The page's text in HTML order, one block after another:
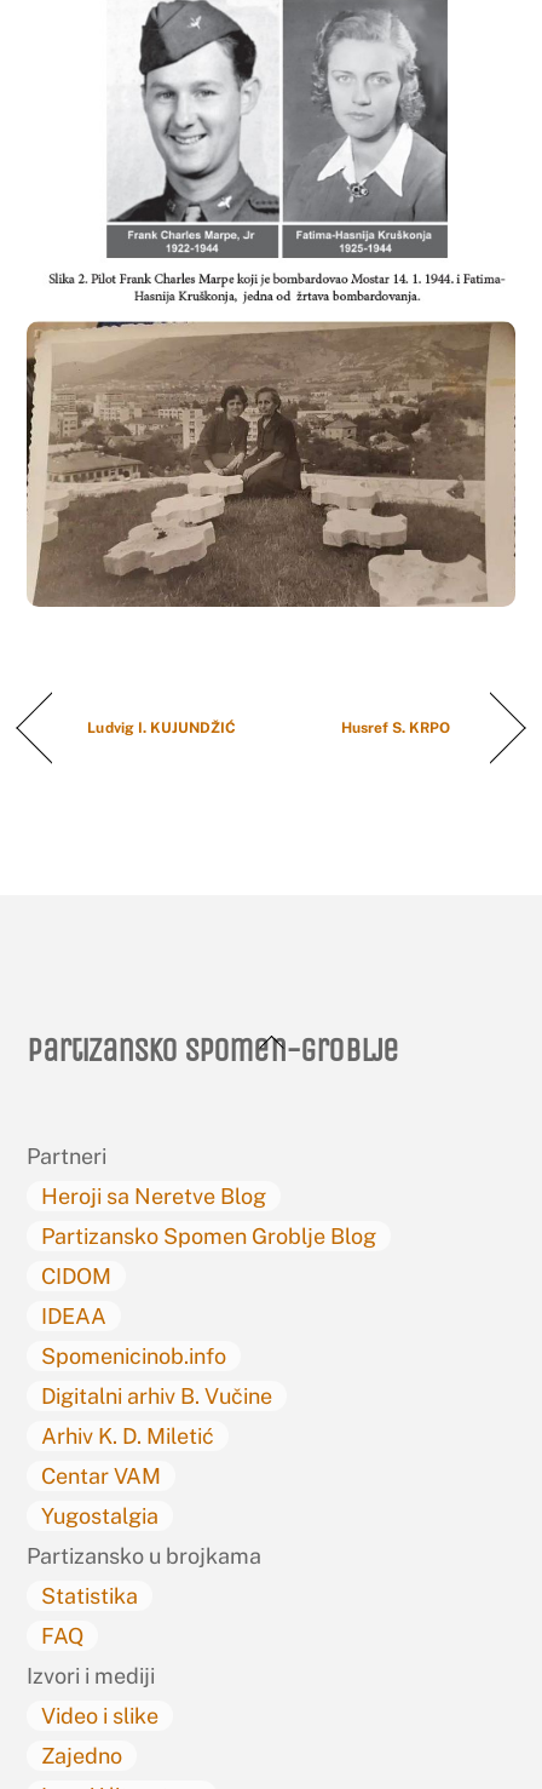
Ludvig I. KUJUNDŽIĆ Husref S. KRPO
Back
Partizansko spomen-groblje
Partneri
Heroji sa Neretve Blog
Partizansko Spomen Groblje Blog
CIDOM
IDEAA
Spomenicinob.info
Digitalni arhiv B. Vučine
Arhiv K. D. Miletić
Centar VAM
Yugostalgia
Partizansko u brojkama
Statistika
FAQ
Izvori i mediji
Video i slike
Zajedno